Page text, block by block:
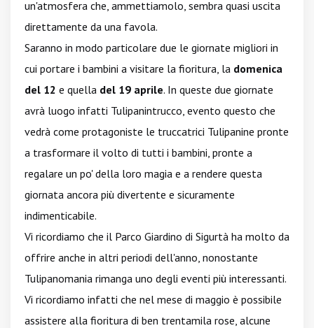
un'atmosfera che, ammettiamolo, sembra quasi uscita
direttamente da una favola.
Saranno in modo particolare due le giornate migliori in
cui portare i bambini a visitare la fioritura, la domenica
del 12 e quella del 19 aprile. In queste due giornate
avrà luogo infatti Tulipanintrucco, evento questo che
vedrà come protagoniste le truccatrici Tulipanine pronte
a trasformare il volto di tutti i bambini, pronte a
regalare un po' della loro magia e a rendere questa
giornata ancora più divertente e sicuramente
indimenticabile.
Vi ricordiamo che il Parco Giardino di Sigurtà ha molto da
offrire anche in altri periodi dell'anno, nonostante
Tulipanomania rimanga uno degli eventi più interessanti.
Vi ricordiamo infatti che nel mese di maggio è possibile
assistere alla fioritura di ben trentamila rose, alcune